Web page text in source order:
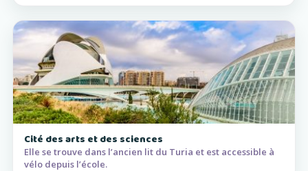
Cité des arts et des sciences
Elle se trouve dans l’ancien lit du Turia et est accessible à
vélo depuis l’école.